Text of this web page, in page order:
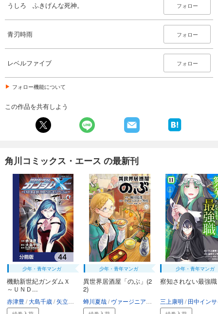
うしろ ふきげんな死神。 フォロー
青刃時雨 フォロー
レベルファイブ フォロー
フォロー機能について
この作品を共有しよう
角川コミックス・エース の最新刊
少年・青年マンガ
機動新世紀ガンダムＸ
～ＵＮＤ...
赤津豊 大島千歳 矢立肇・富野由悠季
少年・青年マンガ
異世界居酒屋「のぶ」(2
2)
蝉川夏哉 ヴァージニア二等兵 転
少年・青年マンガ
察知されない最強
三上康明 田中インサイ